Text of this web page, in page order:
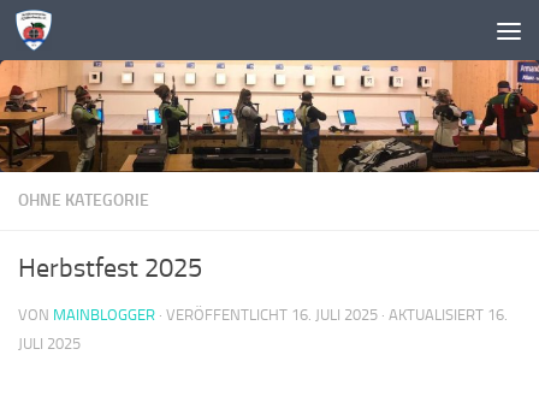
Zum Inhalt springen
OHNE KATEGORIE
Herbstfest 2025
VON MAINBLOGGER · VERÖFFENTLICHT 16. JULI 2025 · AKTUALISIERT 16.
JULI 2025